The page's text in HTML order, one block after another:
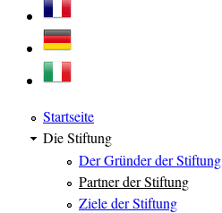
Startseite
Die Stiftung
Der Gründer der Stiftung
Partner der Stiftung
Ziele der Stiftung